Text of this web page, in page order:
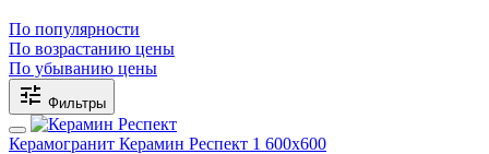
По популярности
По возрастанию цены
По убыванию цены
Фильтры
Керамогранит Керамин Респект 1 600х600